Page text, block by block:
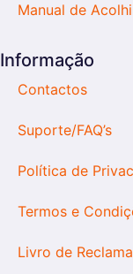
Manual de
Informação
Contactos
Suporte/FAQ’s
Política de
Termos e
Livro de